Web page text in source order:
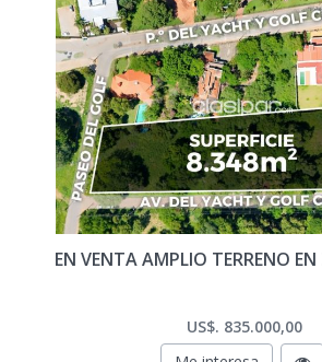
EN VENTA AMPLIO TERRENO
US$. 835.000,00